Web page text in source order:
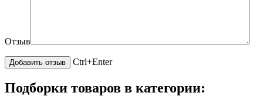
Отзыв
Ctrl+Enter
Подборки товаров в категории: